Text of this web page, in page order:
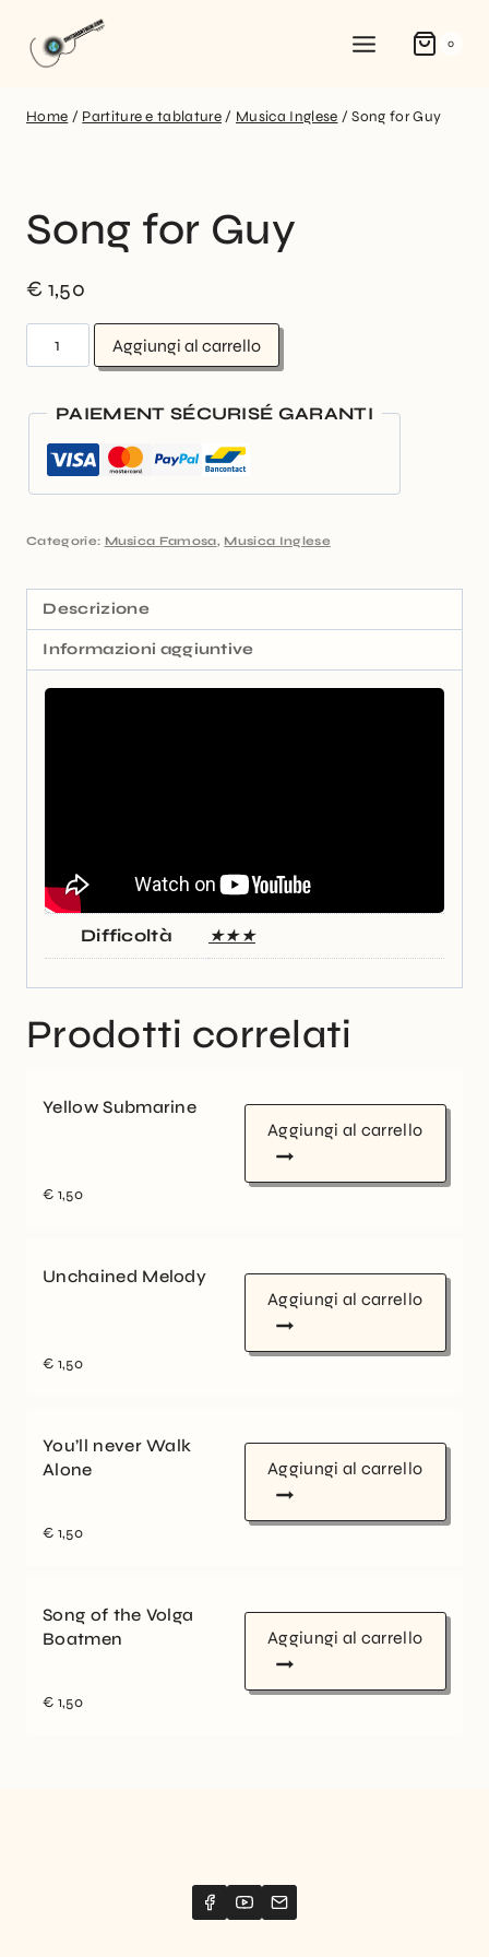
0
Home / Partiture e tablature / Musica Inglese / Song for Guy
Song for Guy
€ 1,50
Aggiungi al carrello
PAIEMENT SÉCURISÉ GARANTI
Categorie: Musica Famosa, Musica Inglese
Descrizione
Informazioni aggiuntive
Difficoltà ★★★
Prodotti correlati
Yellow Submarine
€ 1,50
Aggiungi al carrello
Unchained Melody
€ 1,50
Aggiungi al carrello
You’ll never Walk
Alone
€ 1,50
Aggiungi al carrello
Song of the Volga
Boatmen
€ 1,50
Aggiungi al carrello